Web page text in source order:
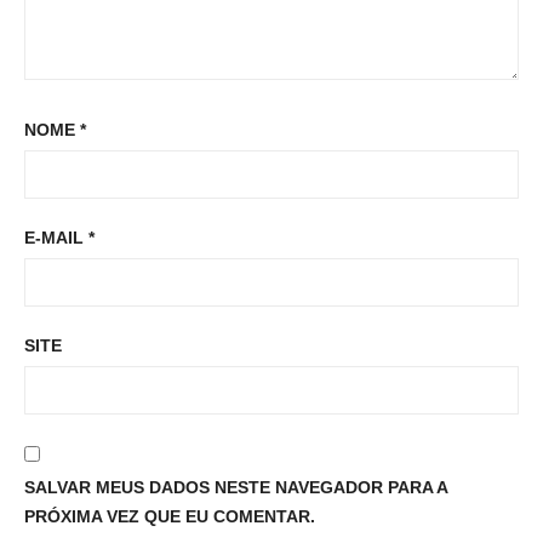
NOME *
E-MAIL *
SITE
SALVAR MEUS DADOS NESTE NAVEGADOR PARA A
PRÓXIMA VEZ QUE EU COMENTAR.